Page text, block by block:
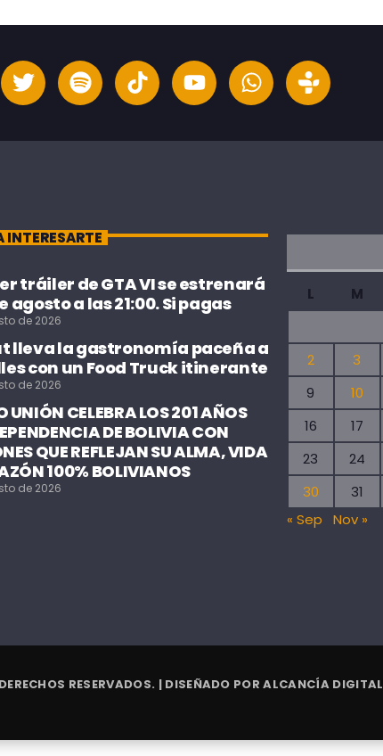
INTERESARTE
tráiler de GTA VI se estrenará
agosto a las 21:00. Si pagas
de 2026
lleva la gastronomía paceña a
con un Food Truck itinerante
de 2026
UNIÓN CELEBRA LOS 201 AÑOS
DE BOLIVIA CON
QUE REFLEJAN SU ALMA, VIDA
100% BOLIVIANOS
de 2026
L M
2
3
9
10
16
17
23
24
30
31
« Sep
Nov »
RESERVADOS. | DISEÑADO PORALCANCÍA DIGITAL